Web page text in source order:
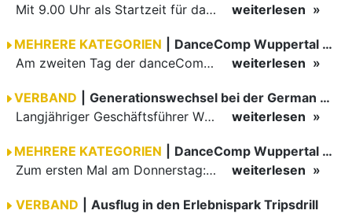
Mit 9.00 Uhr als Startzeit für das erste Turnier am danceComp-Samstag war eine Teilnahme bei vielen Paaren einem sehr frühen Aufstehen verbunden. Ein motiviertes Team in der Turnierleitung sowie höchst…
weiterlesen
MEHRERE KATEGORIEN
DanceComp Wuppertal 2026
Am zweiten Tag der danceComp starteten die Turniere im großen Saal. Den Auftakt machte das größte Feld des Wochenendes: Im WDSF Open Senior III Standard gingen 141 Paare aufs Parkett.
weiterlesen
VERBAND
Generationswechsel bei der German Open Championships…
Langjähriger Geschäftsführer Wilfried Scheible übergibt Verantwortung an Stephen Harnisch und Bernd Roßnagel Stuttgart, den 30. Juni 2026.
weiterlesen
MEHRERE KATEGORIEN
DanceComp Wuppertal 2026
Zum ersten Mal am Donnerstag: erster Tag der danceComp
weiterlesen
VERBAND
Ausflug in den Erlebnispark Tripsdrill